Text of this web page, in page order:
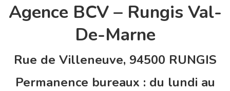
Agence BCV – Rungis Val-
De-Marne
Rue de Villeneuve, 94500 RUNGIS
Permanence bureaux : du lundi au